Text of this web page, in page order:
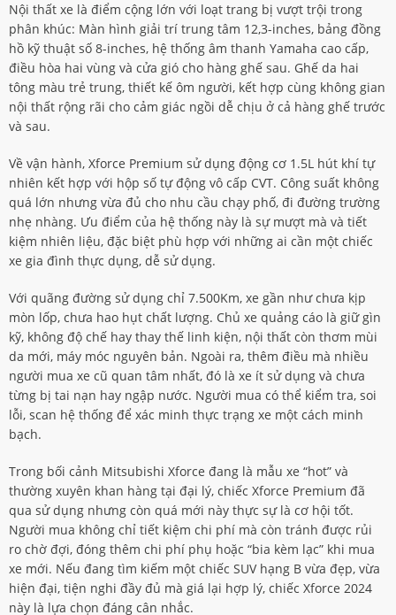
Nội thất xe là điểm cộng lớn với loạt trang bị vượt trội trong
phân khúc: Màn hình giải trí trung tâm 12,3-inches, bảng đồng
hồ kỹ thuật số 8-inches, hệ thống âm thanh Yamaha cao cấp,
điều hòa hai vùng và cửa gió cho hàng ghế sau. Ghế da hai
tông màu trẻ trung, thiết kế ôm người, kết hợp cùng không gian
nội thất rộng rãi cho cảm giác ngồi dễ chịu ở cả hàng ghế trước
và sau.
Về vận hành, Xforce Premium sử dụng động cơ 1.5L hút khí tự
nhiên kết hợp với hộp số tự động vô cấp CVT. Công suất không
quá lớn nhưng vừa đủ cho nhu cầu chạy phố, đi đường trường
nhẹ nhàng. Ưu điểm của hệ thống này là sự mượt mà và tiết
kiệm nhiên liệu, đặc biệt phù hợp với những ai cần một chiếc
xe gia đình thực dụng, dễ sử dụng.
Với quãng đường sử dụng chỉ 7.500Km, xe gần như chưa kịp
mòn lốp, chưa hao hụt chất lượng. Chủ xe quảng cáo là giữ gìn
kỹ, không độ chế hay thay thế linh kiện, nội thất còn thơm mùi
da mới, máy móc nguyên bản. Ngoài ra, thêm điều mà nhiều
người mua xe cũ quan tâm nhất, đó là xe ít sử dụng và chưa
từng bị tai nạn hay ngập nước. Người mua có thể kiểm tra, soi
lỗi, scan hệ thống để xác minh thực trạng xe một cách minh
bạch.
Trong bối cảnh Mitsubishi Xforce đang là mẫu xe “hot” và
thường xuyên khan hàng tại đại lý, chiếc Xforce Premium đã
qua sử dụng nhưng còn quá mới này thực sự là cơ hội tốt.
Người mua không chỉ tiết kiệm chi phí mà còn tránh được rủi
ro chờ đợi, đóng thêm chi phí phụ hoặc “bia kèm lạc” khi mua
xe mới. Nếu đang tìm kiếm một chiếc SUV hạng B vừa đẹp, vừa
hiện đại, tiện nghi đầy đủ mà giá lại hợp lý, chiếc Xforce 2024
này là lựa chọn đáng cân nhắc.